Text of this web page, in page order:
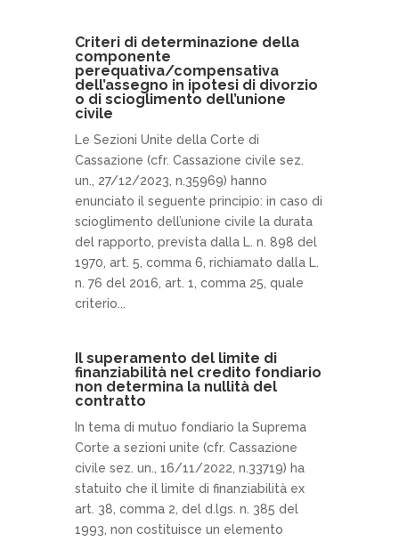
Criteri di determinazione della
componente
perequativa/compensativa
dell’assegno in ipotesi di divorzio
o di scioglimento dell’unione
civile
Le Sezioni Unite della Corte di
Cassazione (cfr. Cassazione civile sez.
un., 27/12/2023, n.35969) hanno
enunciato il seguente principio: in caso di
scioglimento dell’unione civile la durata
del rapporto, prevista dalla L. n. 898 del
1970, art. 5, comma 6, richiamato dalla L.
n. 76 del 2016, art. 1, comma 25, quale
criterio...
Il superamento del limite di
finanziabilità nel credito fondiario
non determina la nullità del
contratto
In tema di mutuo fondiario la Suprema
Corte a sezioni unite (cfr. Cassazione
civile sez. un., 16/11/2022, n.33719) ha
statuito che il limite di finanziabilità ex
art. 38, comma 2, del d.lgs. n. 385 del
1993, non costituisce un elemento